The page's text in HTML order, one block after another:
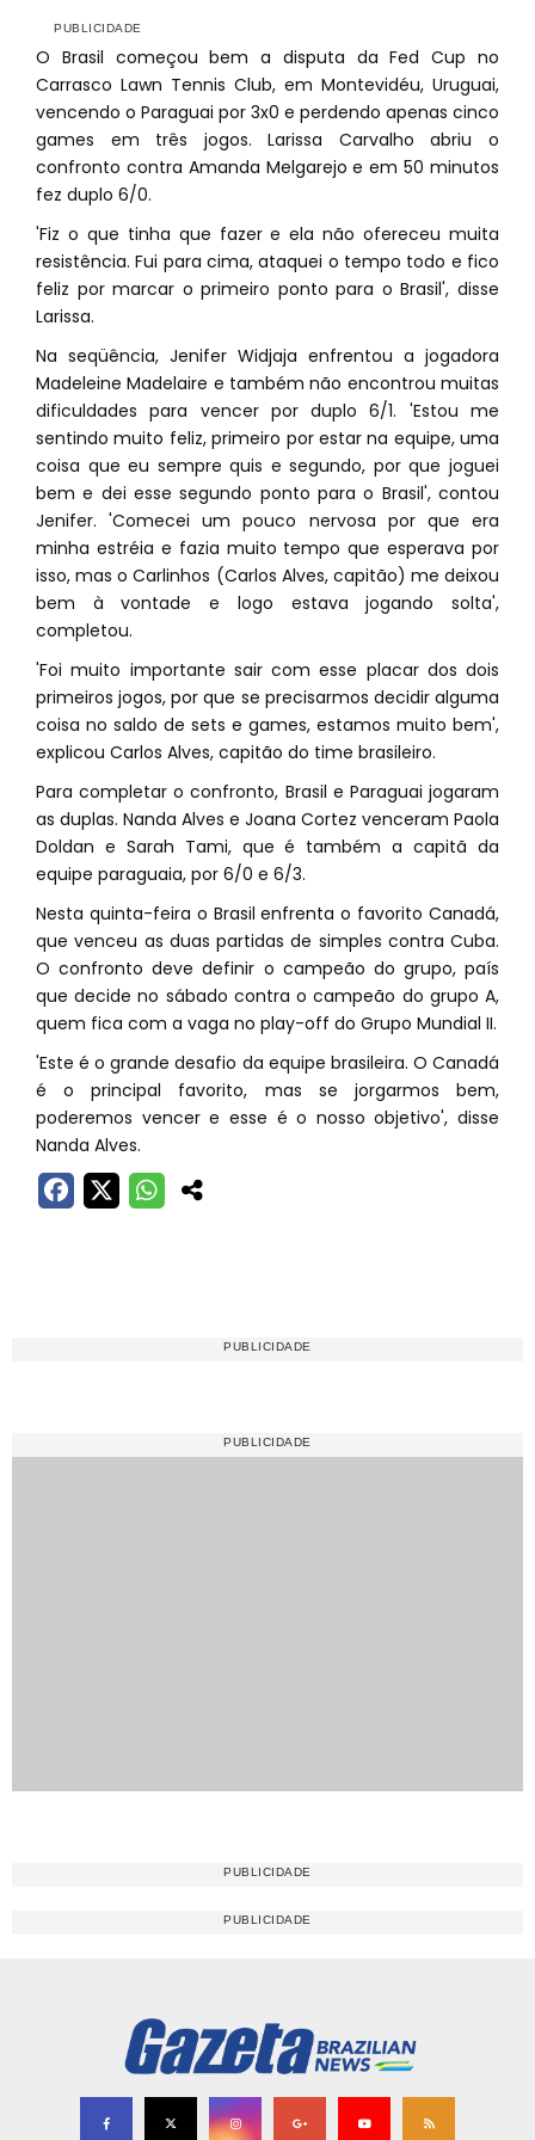
O Brasil começou bem a disputa da Fed Cup no
Carrasco Lawn Tennis Club, em Montevidéu, Uruguai,
vencendo o Paraguai por 3x0 e perdendo apenas cinco
games em três jogos. Larissa Carvalho abriu o
confronto contra Amanda Melgarejo e em 50 minutos
fez duplo 6/0.
'Fiz o que tinha que fazer e ela não ofereceu muita
resistência. Fui para cima, ataquei o tempo todo e fico
feliz por marcar o primeiro ponto para o Brasil', disse
Larissa.
Na seqüência, Jenifer Widjaja enfrentou a jogadora
Madeleine Madelaire e também não encontrou muitas
dificuldades para vencer por duplo 6/1. 'Estou me
sentindo muito feliz, primeiro por estar na equipe, uma
coisa que eu sempre quis e segundo, por que joguei
bem e dei esse segundo ponto para o Brasil', contou
Jenifer. 'Comecei um pouco nervosa por que era
minha estréia e fazia muito tempo que esperava por
isso, mas o Carlinhos (Carlos Alves, capitão) me deixou
bem à vontade e logo estava jogando solta',
completou.
'Foi muito importante sair com esse placar dos dois
primeiros jogos, por que se precisarmos decidir alguma
coisa no saldo de sets e games, estamos muito bem',
explicou Carlos Alves, capitão do time brasileiro.
Para completar o confronto, Brasil e Paraguai jogaram
as duplas. Nanda Alves e Joana Cortez venceram Paola
Doldan e Sarah Tami, que é também a capitã da
equipe paraguaia, por 6/0 e 6/3.
Nesta quinta-feira o Brasil enfrenta o favorito Canadá,
que venceu as duas partidas de simples contra Cuba.
O confronto deve definir o campeão do grupo, país
que decide no sábado contra o campeão do grupo A,
quem fica com a vaga no play-off do Grupo Mundial II.
'Este é o grande desafio da equipe brasileira. O Canadá
é o principal favorito, mas se jorgarmos bem,
poderemos vencer e esse é o nosso objetivo', disse
Nanda Alves.